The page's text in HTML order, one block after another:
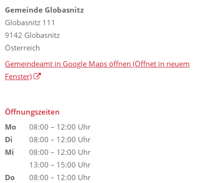
Gemeinde Globasnitz
Globasnitz 111
9142 Globasnitz
Österreich
Gemeindeamt in Google Maps öffnen (Öffnet in neuem
Fenster)
Öffnungszeiten
Mo
08:00 – 12:00 Uhr
Di
08:00 – 12:00 Uhr
Mi
08:00 – 12:00 Uhr
13:00 – 15:00 Uhr
Do
08:00 – 12:00 Uhr